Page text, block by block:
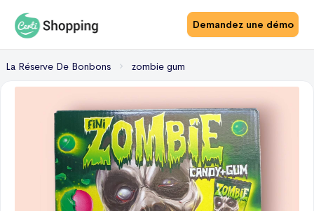
Demandez une démo
La Réserve De Bonbons zombie gum